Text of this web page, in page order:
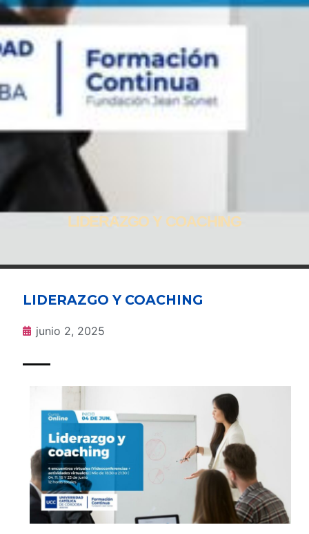
LIDERAZGO Y COACHING
LIDERAZGO Y COACHING
junio 2, 2025